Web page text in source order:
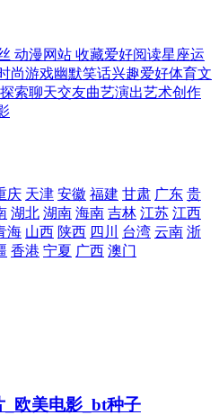
动漫网站 收藏爱好阅读星座运
尚游戏幽默笑话兴趣爱好体育文
索聊天交友曲艺演出艺术创作
庆 天津 安徽 福建 甘肃 广东 贵
湖北 湖南 海南 吉林 江苏 江西
海 山西 陕西 四川 台湾 云南 浙
香港 宁夏 广西 澳门
欧美电影_bt种子